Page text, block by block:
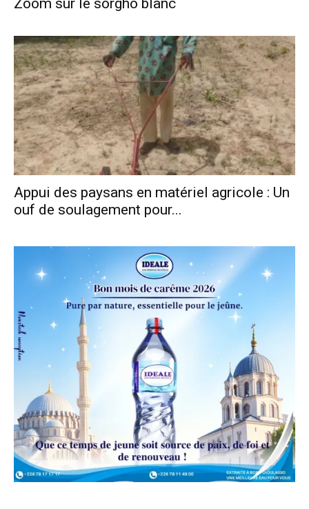
Zoom sur le sorgho blanc
Appui des paysans en matériel agricole : Un
ouf de soulagement pour...